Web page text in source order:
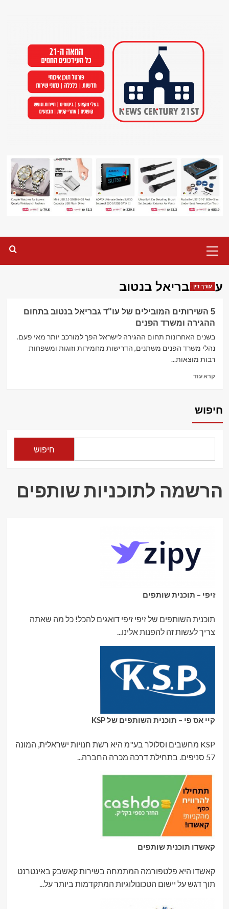
Menu
עו"ד גבריאל בנטוב
עורך דין
5 השירותים המובילים של עו"ד גבריאל בנטוב בתחום
ההגירה ומשרד הפנים
בשנים האחרונות תחום ההגירה לישראל הפך למורכב יותר מאי פעם.
נהלי משרד הפנים משתנים, הדרישות מחמירות וזוגות ומשפחות
רבות מוצאות...
קרא עודRead
המובילים
בנטוב
ומשרד
חיפוש
חיפוש
הרשמה לתוכניות שותפים
זיפי – תוכנית שותפים
תוכנית השותפים של זיפי זיפי דואגים להכל! כל מה שאתה
צריך לעשות זה להפנות אלינו...
קיי אס פי – תוכנית השותפים של KSP
KSP מחשבים וסלולר בע"מ היא רשת חנויות ישראלית, המונה
57 סניפים. בתחילת דרכה מכרה החברה...
קאשדו תוכנית שותפים
קאשדו היא פלטפורמה המתמחה בשירות קאשבק באינטרנט
תוך דגש על יישום הטכונולוגיות המתקדמות ביותר על...